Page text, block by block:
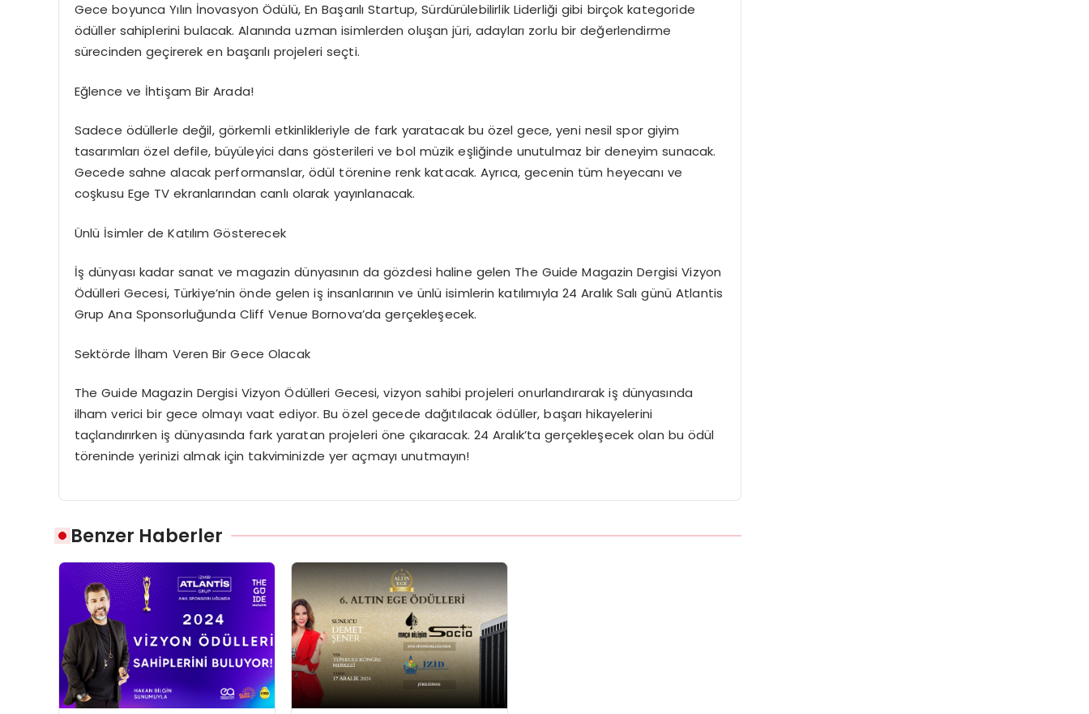
Gece boyunca Yılın İnovasyon Ödülü, En Başarılı Startup, Sürdürülebilirlik Liderliği gibi birçok kategoride
ödüller sahiplerini bulacak. Alanında uzman isimlerden oluşan jüri, adayları zorlu bir değerlendirme
sürecinden geçirerek en başarılı projeleri seçti.
Eğlence ve İhtişam Bir Arada!
Sadece ödüllerle değil, görkemli etkinlikleriyle de fark yaratacak bu özel gece, yeni nesil spor giyim
tasarımları özel defile, büyüleyici dans gösterileri ve bol müzik eşliğinde unutulmaz bir deneyim sunacak.
Gecede sahne alacak performanslar, ödül törenine renk katacak. Ayrıca, gecenin tüm heyecanı ve
coşkusu Ege TV ekranlarından canlı olarak yayınlanacak.
Ünlü İsimler de Katılım Gösterecek
İş dünyası kadar sanat ve magazin dünyasının da gözdesi haline gelen The Guide Magazin Dergisi Vizyon
Ödülleri Gecesi, Türkiye’nin önde gelen iş insanlarının ve ünlü isimlerin katılımıyla 24 Aralık Salı günü Atlantis
Grup Ana Sponsorluğunda Cliff Venue Bornova’da gerçekleşecek.
Sektörde İlham Veren Bir Gece Olacak
The Guide Magazin Dergisi Vizyon Ödülleri Gecesi, vizyon sahibi projeleri onurlandırarak iş dünyasında
ilham verici bir gece olmayı vaat ediyor. Bu özel gecede dağıtılacak ödüller, başarı hikayelerini
taçlandırırken iş dünyasında fark yaratan projeleri öne çıkaracak. 24 Aralık’ta gerçekleşecek olan bu ödül
töreninde yerinizi almak için takviminizde yer açmayı unutmayın!
Benzer Haberler